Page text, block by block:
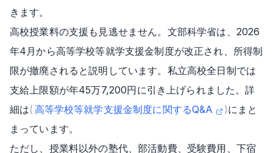
きます。
高校授業料の支援も見逃せません。文部科学省は、2026
年4月から高等学校等就学支援金制度が改正され、所得制
限が撤廃されると説明しています。私立高校全日制では
支給上限額が年45万7,200円に引き上げられました。詳
細は( 高等学校等就学支援金制度に関するQ&A )にまと
まっています。
ただし、授業料以外の塾代、部活動費、受験費用、下宿